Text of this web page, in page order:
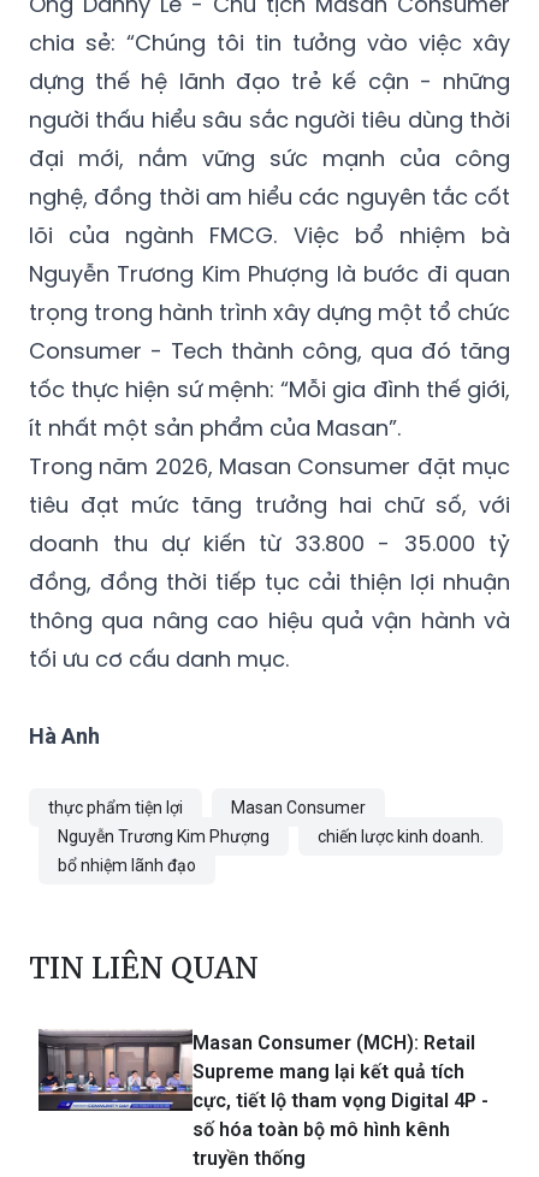
đại và nhu cầu trải nghiệm không ngừng
nâng cao của người tiêu dùng.
Ông Danny Le - Chủ tịch Masan Consumer
chia sẻ: “Chúng tôi tin tưởng vào việc xây
dựng thế hệ lãnh đạo trẻ kế cận - những
người thấu hiểu sâu sắc người tiêu dùng thời
đại mới, nắm vững sức mạnh của công
nghệ, đồng thời am hiểu các nguyên tắc cốt
lõi của ngành FMCG. Việc bổ nhiệm bà
Nguyễn Trương Kim Phượng là bước đi quan
trọng trong hành trình xây dựng một tổ chức
Consumer - Tech thành công, qua đó tăng
tốc thực hiện sứ mệnh: “Mỗi gia đình thế giới,
ít nhất một sản phẩm của Masan”.
Trong năm 2026, Masan Consumer đặt mục
tiêu đạt mức tăng trưởng hai chữ số, với
doanh thu dự kiến từ 33.800 - 35.000 tỷ
đồng, đồng thời tiếp tục cải thiện lợi nhuận
tối ưu cơ cấu danh mục.
Hà Anh
bổ nhiệm lãnh đạo
TIN LIÊN QUAN
Masan Consumer (MCH): Retail
Supreme mang lại kết quả tích